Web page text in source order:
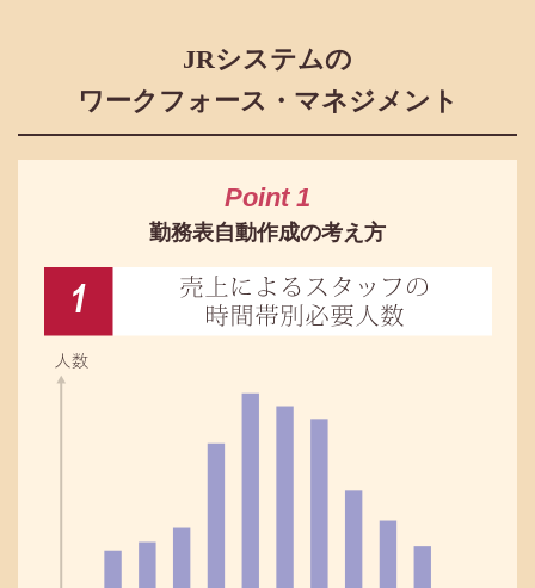
JRシステムの
ワークフォース・マネジメント
Point 1
勤務表自動作成の考え方